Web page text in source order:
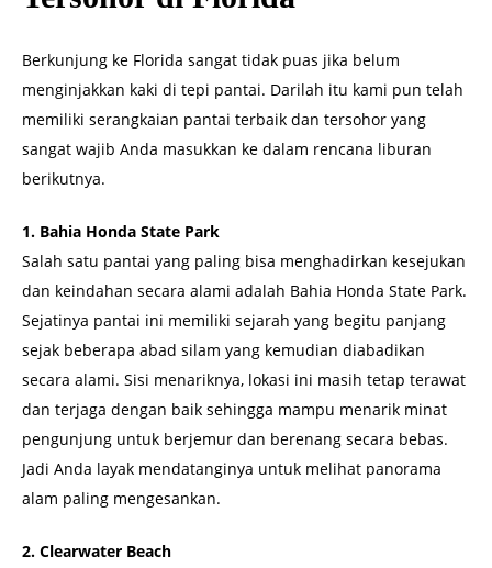
Berkunjung ke Florida sangat tidak puas jika belum
menginjakkan kaki di tepi pantai. Darilah itu kami pun telah
memiliki serangkaian pantai terbaik dan tersohor yang
sangat wajib Anda masukkan ke dalam rencana liburan
berikutnya.
1. Bahia Honda State Park
Salah satu pantai yang paling bisa menghadirkan kesejukan
dan keindahan secara alami adalah Bahia Honda State Park.
Sejatinya pantai ini memiliki sejarah yang begitu panjang
sejak beberapa abad silam yang kemudian diabadikan
secara alami. Sisi menariknya, lokasi ini masih tetap terawat
dan terjaga dengan baik sehingga mampu menarik minat
pengunjung untuk berjemur dan berenang secara bebas.
Jadi Anda layak mendatanginya untuk melihat panorama
alam paling mengesankan.
2. Clearwater Beach